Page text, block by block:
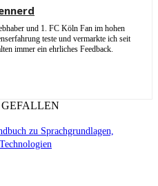
und 1. FC Köln Fan im hohen
teste und vermarkte ich seit
immer ein ehrliches Feedback.
zu Sprachgrundlagen,